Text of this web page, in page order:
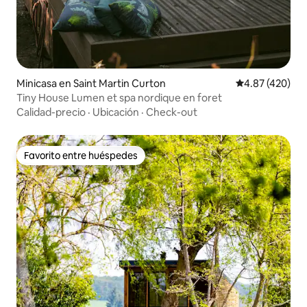
Minicasa en Saint Martin Curton Calificación
4.87 (420)
Tiny House Lumen et spa nordique en foret
Calidad-precio · Ubicación · Check-out
Favorito entre huéspedes
Favorito entre huéspedes